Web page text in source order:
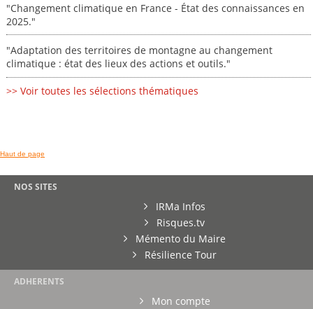
"Changement climatique en France - État des connaissances en
2025."
"Adaptation des territoires de montagne au changement
climatique : état des lieux des actions et outils."
>> Voir toutes les sélections thématiques
Haut de page
NOS SITES
IRMa Infos
Risques.tv
Mémento du Maire
Résilience Tour
ADHERENTS
Mon compte